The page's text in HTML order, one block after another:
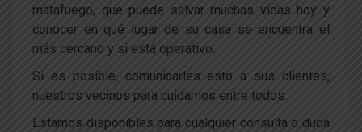
matafuego, que puede salvar muchas vidas hoy y
conocer en qué lugar de su casa se encuentra el
más cercano y si está operativo.
Si es posible, comunicarles esto a sus clientes,
nuestros vecinos para cuidarnos entre todos.
Estamos disponibles para cualquier consulta o duda